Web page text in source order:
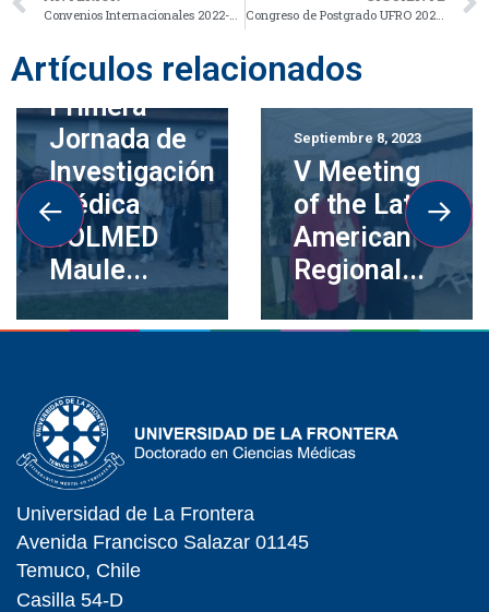
Convenios Internacionales 2022-2023: Fomentando la Colaboración y el Avance en Investigación Médica Congreso de Postgrado UFRO 2023, Participación Activa de nuestros Docentes y Estudiantes
Artículos relacionados
Septiembre 12, 2023
Primera
Jornada de
Investigación
Médica
COLMED
Maule...
Septiembre 8, 2023
V Meeting
of the Latin
American
Regional...
Universidad de La Frontera
Avenida Francisco Salazar 01145
Temuco, Chile
Casilla 54-D